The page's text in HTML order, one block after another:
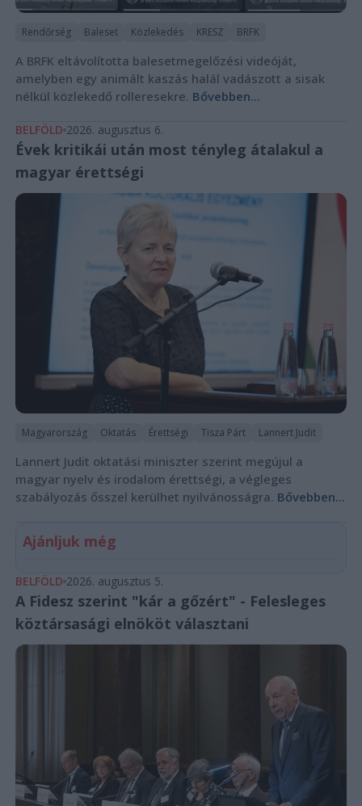
Rendőrség Baleset Közlekedés KRESZ BRFK
A BRFK eltávolította balesetmegelőzési videóját,
amelyben egy animált kaszás halál vadászott a sisak
nélkül közlekedő rolleresekre. Bővebben...
BELFÖLD 2026. augusztus 6.
Évek kritikái után most tényleg átalakul a
magyar érettségi
Magyarország Oktatás Érettségi Tisza Párt Lannert Judit
Lannert Judit oktatási miniszter szerint megújul a
magyar nyelv és irodalom érettségi, a végleges
szabályozás ősszel kerülhet nyilvánosságra. Bővebben...
Ajánljuk még
BELFÖLD 2026. augusztus 5.
A Fidesz szerint "kár a gőzért" - Felesleges
köztársasági elnököt választani